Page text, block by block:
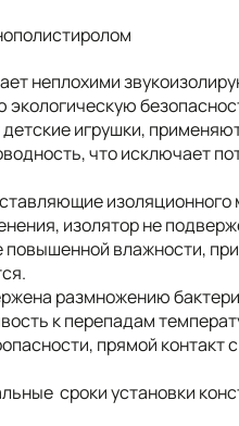
неплохими
игрушки,
что исключает
изоляционного
изолятор не
повышенной влажности,
размножению
к перепадам
прямой контакт
сроки установки